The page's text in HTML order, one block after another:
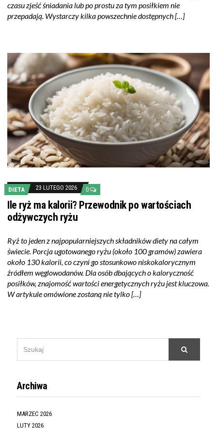
czasu zjeść śniadania lub po prostu za tym posiłkiem nie
przepadają. Wystarczy kilka powszechnie dostępnych […]
DIETA 23 LUTEGO 2026 0
Ile ryż ma kalorii? Przewodnik po wartościach
odżywczych ryżu
Ryż to jeden z najpopularniejszych składników diety na całym
świecie. Porcja ugotowanego ryżu (około 100 gramów) zawiera
około 130 kalorii, co czyni go stosunkowo niskokalorycznym
źródłem węglowodanów. Dla osób dbających o kaloryczność
posiłków, znajomość wartości energetycznych ryżu jest kluczowa.
W artykule omówione zostaną nie tylko […]
Archiwa
MARZEC 2026
LUTY 2026